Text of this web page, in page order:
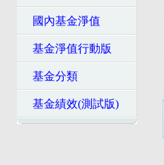
國內基金淨值
基金淨值行動版
基金分類
基金績效(測試版)